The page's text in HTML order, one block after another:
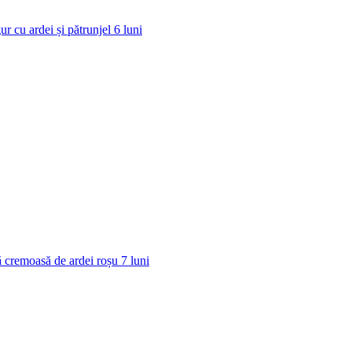
cu ardei și pătrunjel 6 luni
cremoasă de ardei roșu 7 luni